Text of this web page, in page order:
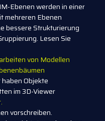
Ebenen werden in einer
mehreren Ebenen
bessere Strukturierung
Lesen Sie
von Modellen
Objekte
im 3D-Viewer
vorschreiben.